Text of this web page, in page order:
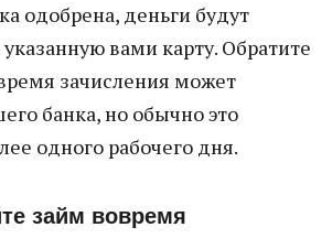
одобрена, деньги будут
вами карту. Обратите
зачисления может
банка, но обычно это
одного рабочего дня.
займ вовремя